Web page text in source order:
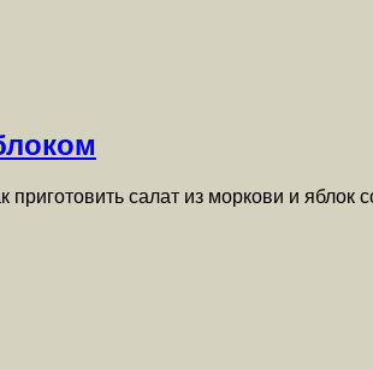
салат из моркови и